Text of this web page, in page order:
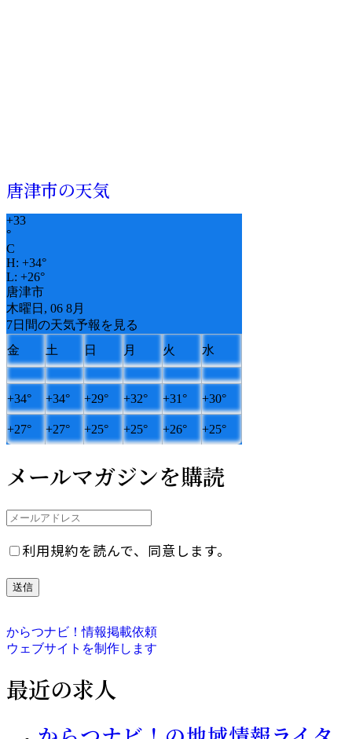
唐津市の天気
+33
°
C
H: +34°
L: +26°
唐津市
木曜日, 06 8月
7日間の天気予報を見る
金
土 日 月 火 水
+34° +34° +29° +32° +31° +30°
+27° +27° +25° +25° +26° +25°
メールマガジンを購読
利用規約を読んで、同意します。
からつナビ！情報掲載依頼
ウェブサイトを制作します
最近の求人